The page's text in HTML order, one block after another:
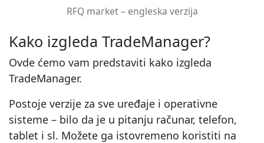
RFQ market – engleska verzija
Kako izgleda TradeManager?
Ovde ćemo vam predstaviti kako izgleda
TradeManager.
Postoje verzije za sve uređaje i operativne
sisteme – bilo da je u pitanju računar, telefon,
tablet i sl. Možete ga istovremeno koristiti na